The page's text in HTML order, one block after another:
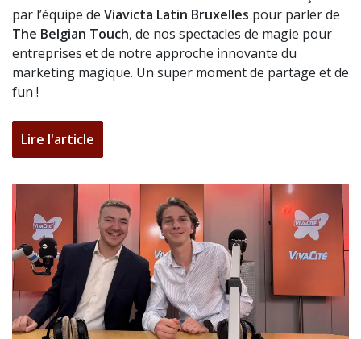
par l’équipe de Viavicta Latin Bruxelles pour parler de
The Belgian Touch, de nos spectacles de magie pour
entreprises et de notre approche innovante du
marketing magique. Un super moment de partage et de
fun !
Lire l'article